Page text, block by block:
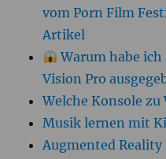
vom Porn Film
Artikel
Warum habe ich
Vision Pro
Welche Konsole
Musik lernen mit
Augmented Reality